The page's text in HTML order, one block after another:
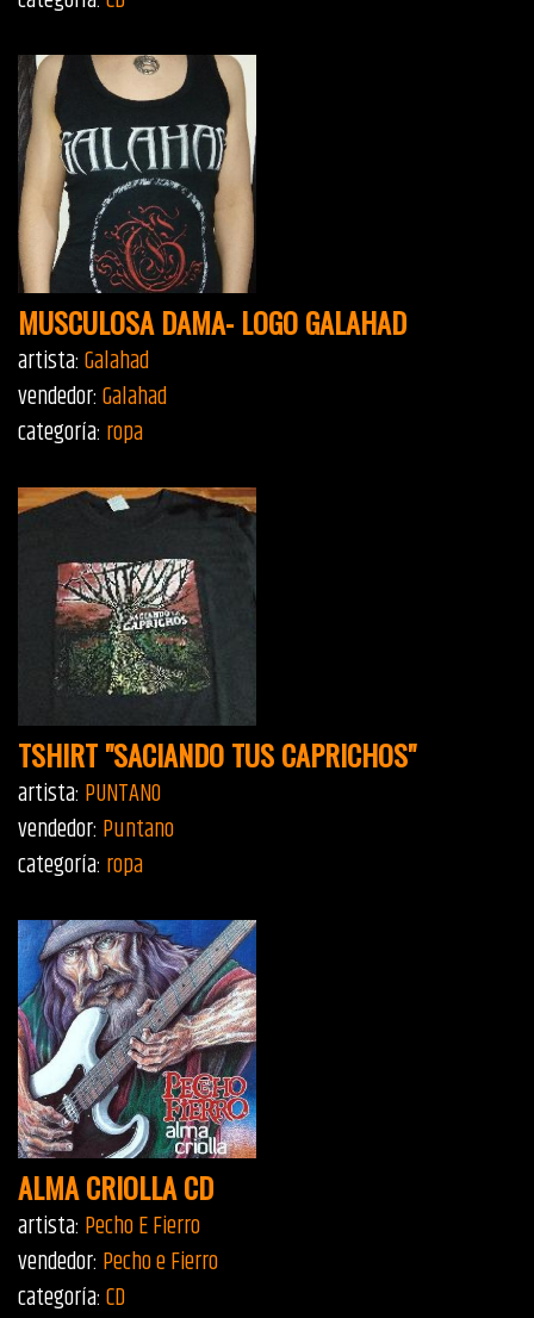
MUSCULOSA DAMA- LOGO GALAHAD
artista:Galahad
vendedor:Galahad
categoría: ropa
TSHIRT "SACIANDO TUS CAPRICHOS"
artista: PUNTANO
vendedor: Puntano
categoría: ropa
ALMA CRIOLLA CD
artista: Pecho E Fierro
vendedor: Pecho e Fierro
categoría:CD